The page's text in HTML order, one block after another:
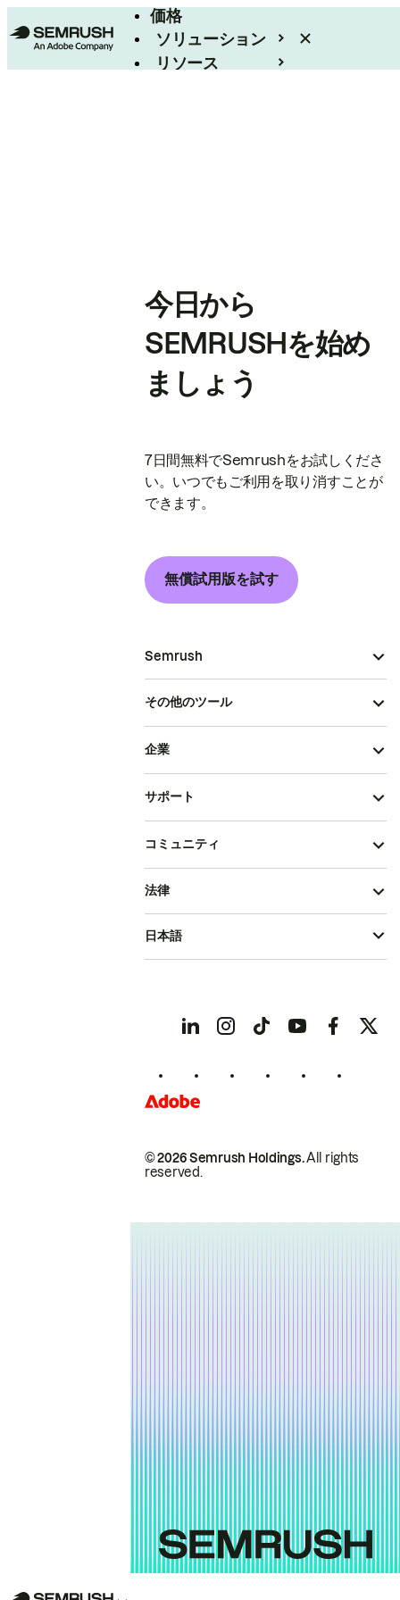
価格
ソリューション
リソース
今日から
SEMRUSHを始め
ましょう
7日間無料でSemrushをお試しくださ
い。いつでもご利用を取り消すことが
できます。
無償試用版を試す
Semrush
その他のツール
企業
サポート
コミュニティ
© 2026 Semrush Holdings.All rights
reserved.
法律
日本語